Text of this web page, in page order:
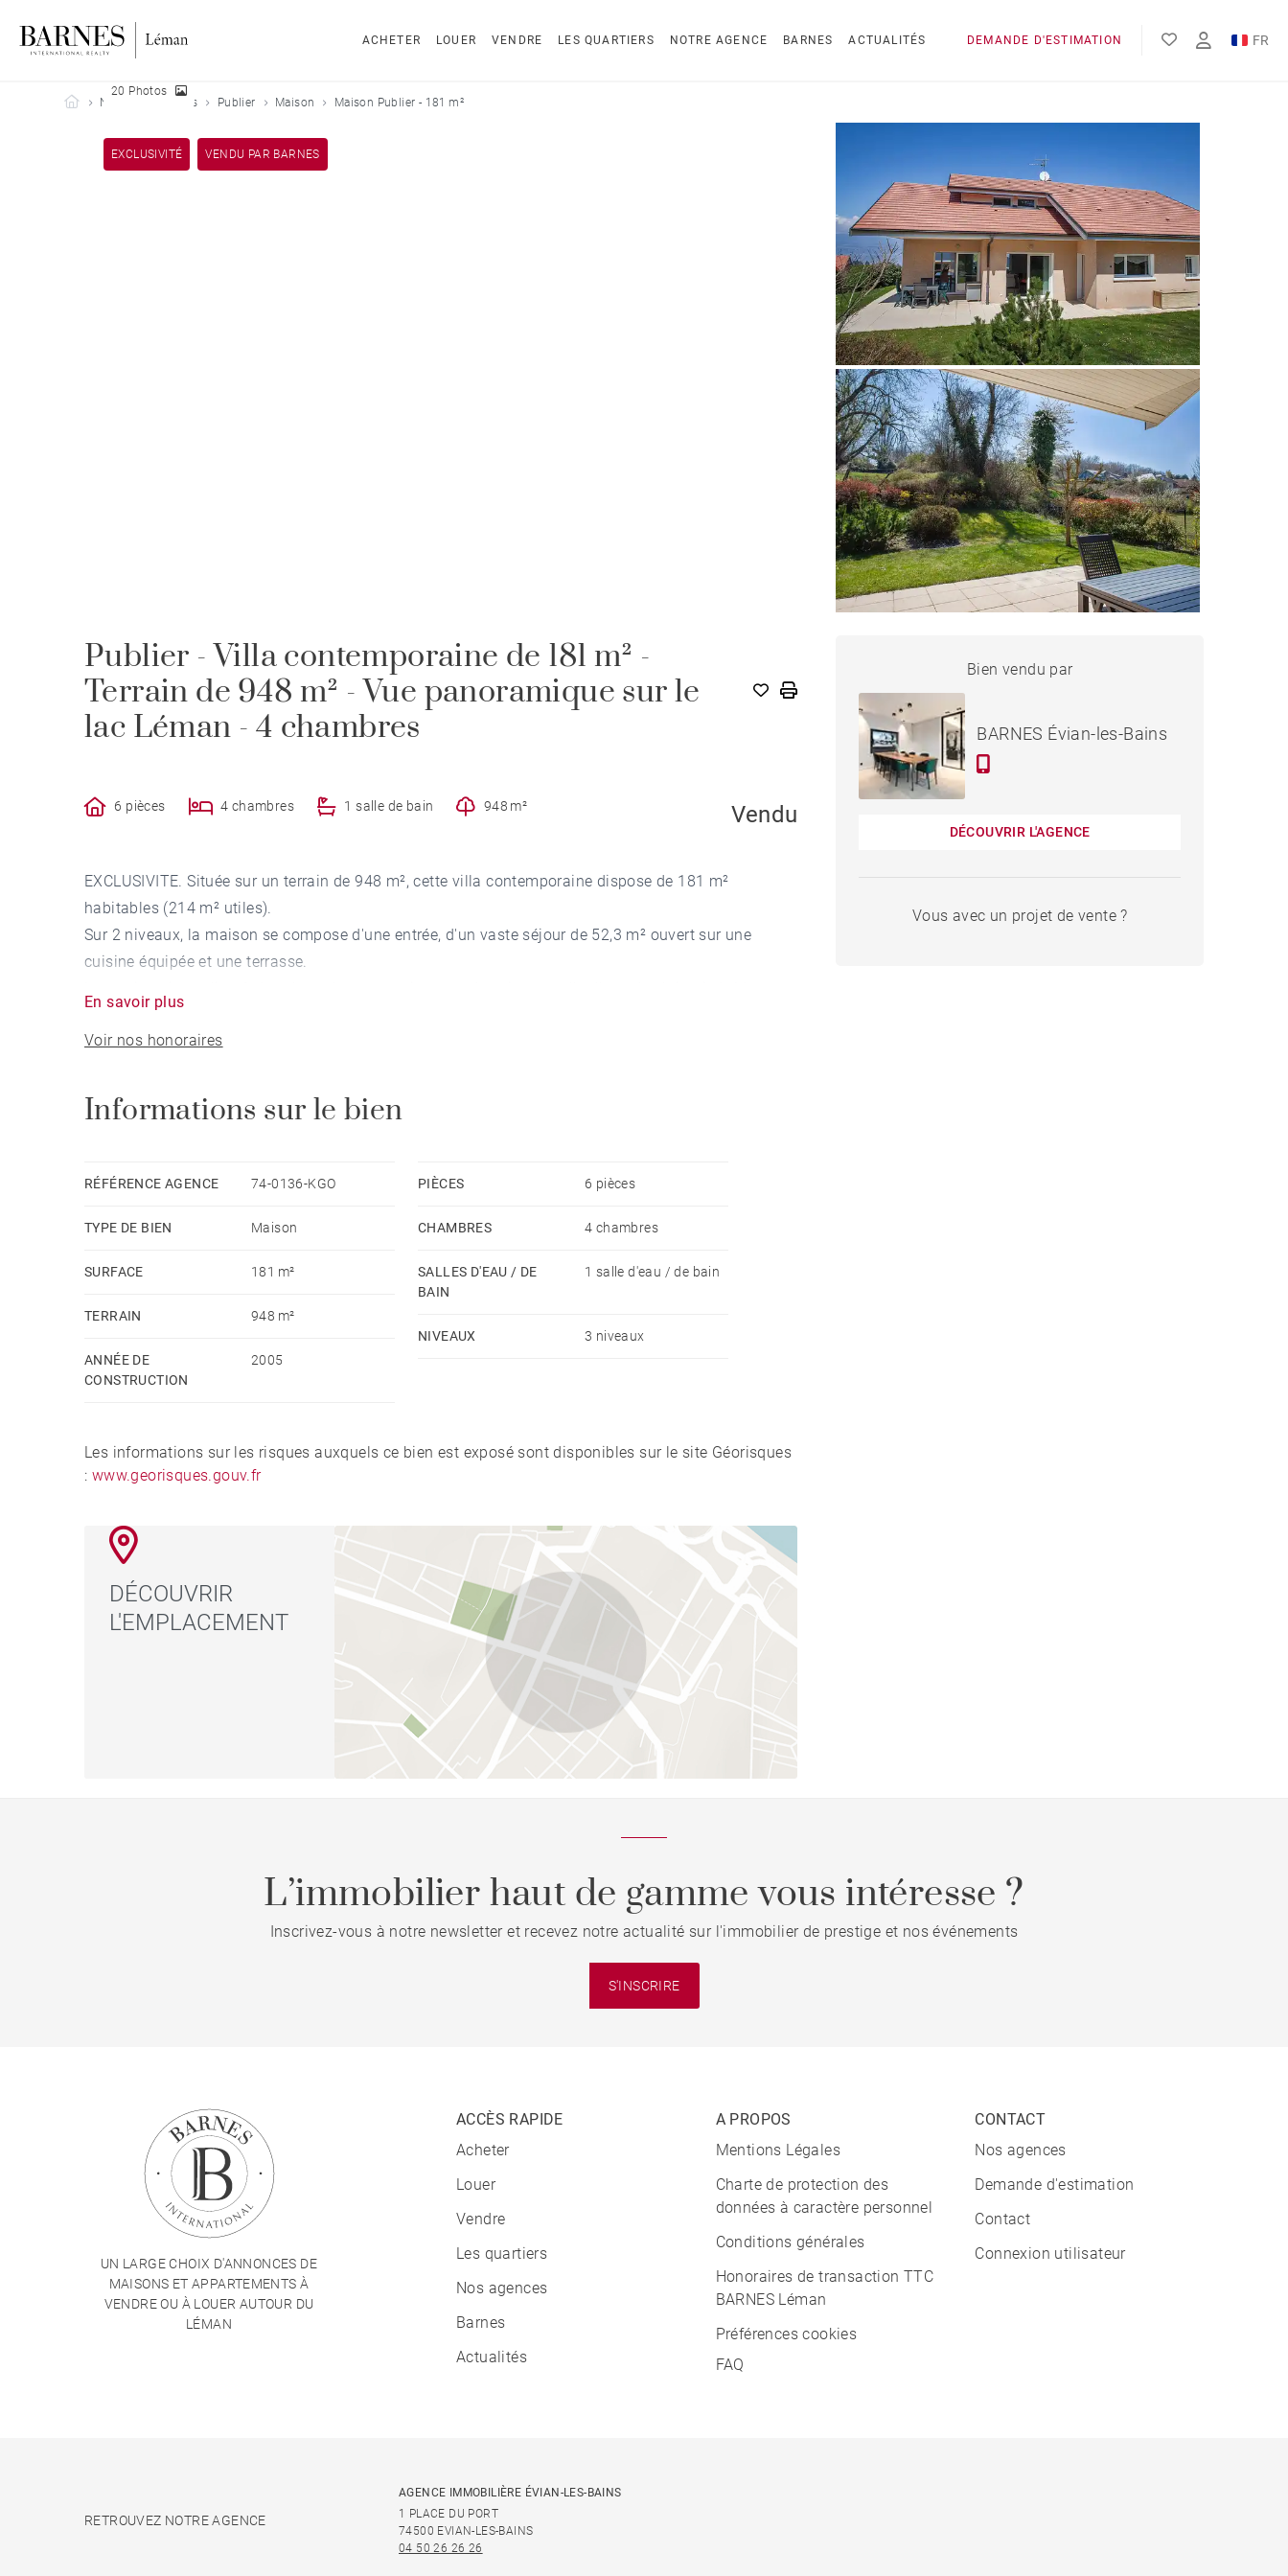
ACHETER LOUER VENDRE LES QUARTIERS NOTRE AGENCE BARNES ACTUALITÉS DEMANDE D'ESTIMATION
FR
Barnes Leman
Nos biens vendus Publier Maison Maison Publier - 181 m²
EXCLUSIVITÉ VENDU PAR BARNES
20 Photos
Publier - Villa contemporaine de 181 m² -
Terrain de 948 m² - Vue panoramique sur le
lac Léman - 4 chambres
6 pièces 4 chambres 1 salle de bain 948 m² Vendu
EXCLUSIVITE. Située sur un terrain de 948 m², cette villa contemporaine dispose de 181 m²
habitables (214 m² utiles).
Sur 2 niveaux, la maison se compose d'une entrée, d'un vaste séjour de 52,3 m² ouvert sur une
cuisine équipée et une terrasse.
une salle de bains et un dressing à l'étage.
Un sous-sol de 122 m², avec garage pouvant accueillir 3 véhicules, atelier, une cave, un cellier, deux
En savoir plus
Voir nos honoraires
Informations sur le bien
RÉFÉRENCE AGENCE 74-0136-KGO
TYPE DE BIEN Maison
SURFACE 181 m²
TERRAIN 948 m²
ANNÉE DE
CONSTRUCTION
2005
PIÈCES 6 pièces
CHAMBRES 4 chambres
SALLES D'EAU / DE
BAIN
1 salle d'eau / de bain
NIVEAUX 3 niveaux
Les informations sur les risques auxquels ce bien est exposé sont disponibles sur le site Géorisques
: www.georisques.gouv.fr
DÉCOUVRIR
L'EMPLACEMENT
MAISON PUBLIER - 181 M²
Bien vendu par
BARNES Évian-les-Bains
DÉCOUVRIR L'AGENCE
Vous avec un projet de vente ?
L’immobilier haut de gamme vous intéresse ?
Inscrivez-vous à notre newsletter et recevez notre actualité sur l'immobilier de prestige et nos événements
S'INSCRIRE
UN LARGE CHOIX D'ANNONCES DE
MAISONS ET APPARTEMENTS À
VENDRE OU À LOUER AUTOUR DU
LÉMAN
ACCÈS RAPIDE
Acheter
Louer
Vendre
Les quartiers
Nos agences
Barnes
Actualités
A PROPOS
Mentions Légales
Charte de protection des
données à caractère personnel
Conditions générales
Honoraires de transaction TTC
BARNES Léman
Préférences cookies
FAQ
CONTACT
Nos agences
Demande d'estimation
Contact
Connexion utilisateur
RETROUVEZ NOTRE AGENCE
AGENCE IMMOBILIÈRE ÉVIAN-LES-BAINS
1 PLACE DU PORT
74500 EVIAN-LES-BAINS
04 50 26 26 26